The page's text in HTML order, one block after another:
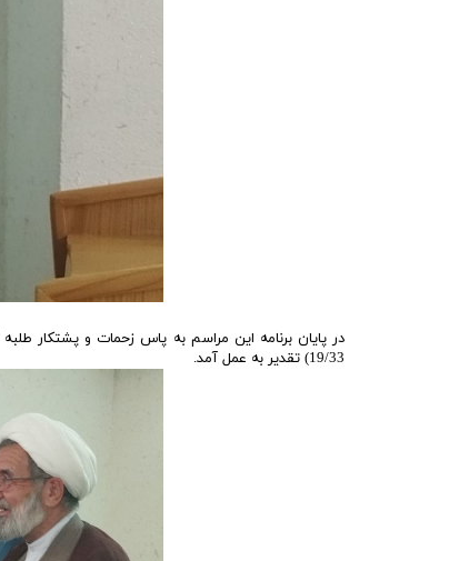
در پایان برنامه این مراسم به پاس زحمات و پشتکار
19/33) تقدیر به عمل آمد.